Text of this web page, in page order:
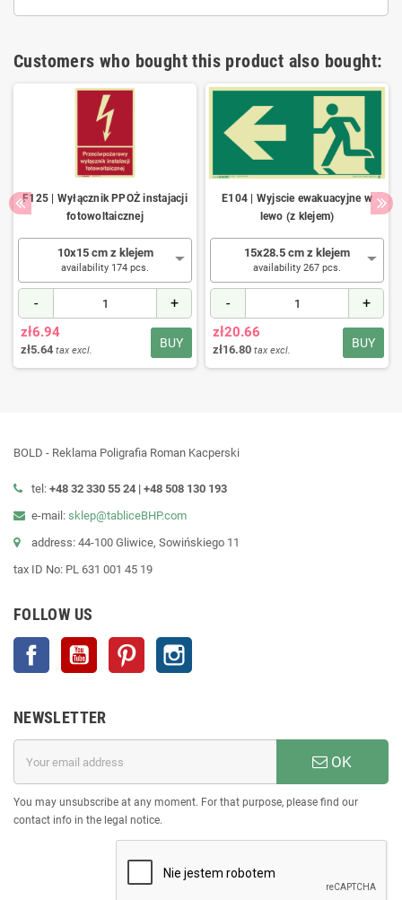
Customers who bought this product also bought:
F125 | Wyłącznik PPOŻ instajacji
fotowoltaicznej
10x15 cm z klejem
availability 174 pcs.
- +
BUY
zł6.94
zł5.64 tax excl.
E104 | Wyjscie ewakuacyjne w
lewo (z klejem)
15x28.5 cm z klejem
availability 267 pcs.
- +
BUY
zł20.66
zł16.80 tax excl.
BOLD - Reklama Poligrafia Roman Kacperski
tel: +48 32 330 55 24 | +48 508 130 193
e-mail: sklep@tabliceBHP.com
address: 44-100 Gliwice, Sowińskiego 11
tax ID No: PL 631 001 45 19
FOLLOW US
Facebook YouTube Pinterest
NEWSLETTER
OK
You may unsubscribe at any moment. For that purpose, please find our
contact info in the legal notice.